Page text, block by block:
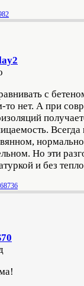
с
то нет. А при
Всегда
Но эти
и без